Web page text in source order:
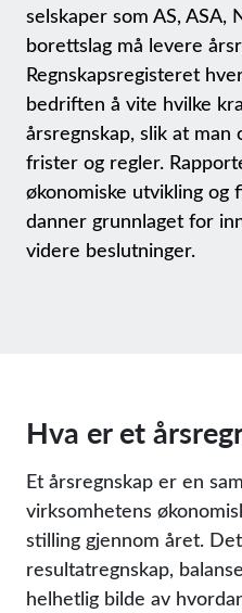
selskaper som AS, ASA,
borettslag må levere
Regnskapsregisteret
bedriften å vite hvilke
årsregnskap, slik at
frister og regler.
økonomiske utvikling og
danner grunnlaget for
videre beslutninger.
Hva er et
Et årsregnskap er en
virksomhetens
stilling gjennom året.
resultatregnskap,
helhetlig bilde av